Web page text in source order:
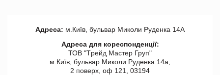
Адреса: м.Київ, бульвар Миколи Руденка 14А
Адреса для кореспонденції:
ТОВ "Tрейд Мастер Груп"
м.Київ, бульвар Миколи Руденка 14а,
2 поверх, оф 121, 03194